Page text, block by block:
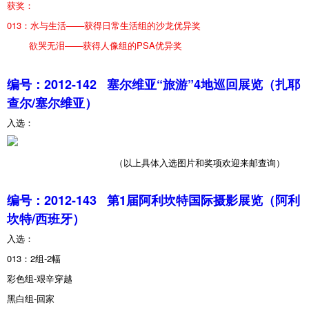
获奖：
013：水与生活——获得日常生活组的沙龙优异奖
欲哭无泪——获得人像组的PSA优异奖
编号：2012-142 塞尔维亚“旅游”4地巡回展览（扎耶
查尔/塞尔维亚）
入选：
（以上具体入选图片和奖项欢迎来邮查询）
编号：2012-143 第1届阿利坎特国际摄影展览（阿利
坎特/西班牙）
入选：
013：2组-2幅
彩色组-艰辛穿越
黑白组-回家